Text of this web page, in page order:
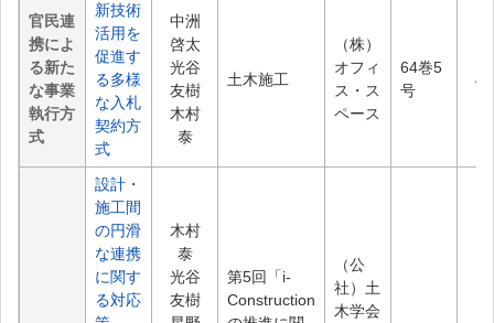
官民連
携によ
る新た
な事業
執行方
式
新技術
活用を
促進す
る多様
な入札
契約方
式
中洲
啓太
光谷
友樹
木村
泰
土木施工
（株）
オフィ
ス・ス
ペース
64巻5
号
設計・
施工間
の円滑
な連携
に関す
る対応
木村
泰
光谷
友樹
第5回「i-
Construction
（公
社）土
木学会